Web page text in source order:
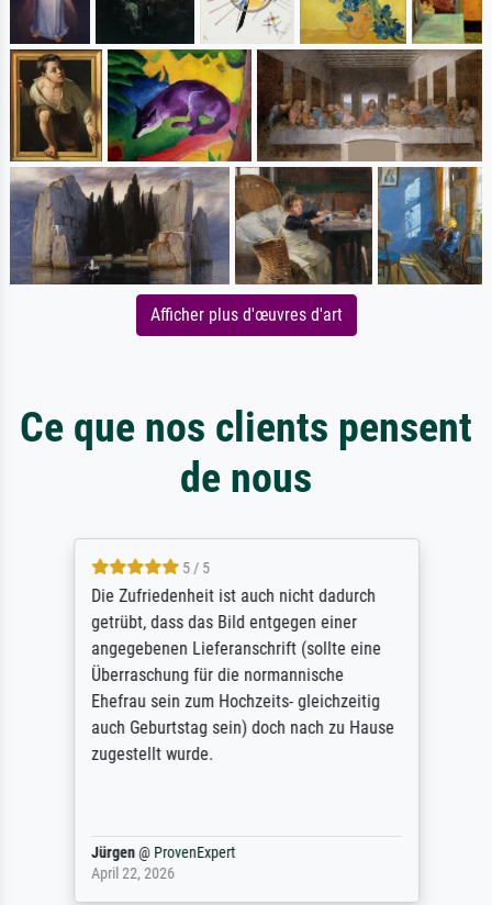
Afficher plus d'œuvres d'art
Ce que nos clients pensent
de nous
5 / 5
Die Zufriedenheit ist auch nicht dadurch
getrübt, dass das Bild entgegen einer
angegebenen Lieferanschrift (sollte eine
Überraschung für die normannische
Ehefrau sein zum Hochzeits- gleichzeitig
auch Geburtstag sein) doch nach zu Hause
zugestellt wurde.
Jürgen@ ProvenExpert
April 22, 2026